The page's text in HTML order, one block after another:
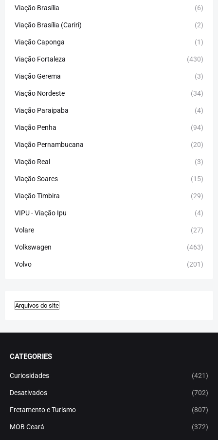
Viação Brasília (6)
Viação Brasília (Cariri) (2)
Viação Caponga (1)
Viação Fortaleza (430)
Viação Gerema (3)
Viação Nordeste (34)
Viação Paraipaba (4)
Viação Penha (94)
Viação Pernambucana (20)
Viação Real (3)
Viação Soares (15)
Viação Timbira (29)
VIPU - Viação Ipu (4)
Volare (27)
Volkswagen (463)
Volvo (201)
CATEGORIES
Curiosidades (421)
Desativados (702)
Fretamento e Turismo (807)
MOB Ceará (372)